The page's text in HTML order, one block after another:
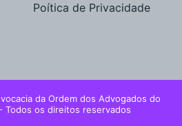
Poítica de Privacidade
da Ordem dos Advogados do
Todos os direitos reservados